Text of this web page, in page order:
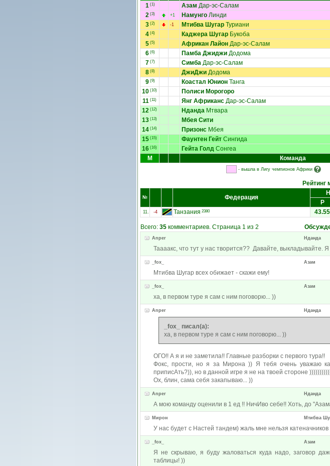
1 (1) Азам Дар-эс-Салам
2 (3) +1 Намунго Линди
3 (2) -1 Мтибва Шугар Туриани
4 (4) Каджера Шугар Букоба
5 (5) Африкан Лайон Дар-эс-Салам
6 (6) Памба Джиджи Додома
7 (7) Симба Дар-эс-Салам
8 (8) ДжиДжи Додома
9 (9) Коастал Юнион Танга
10 (10) Полиси Морогоро
11 (11) Янг Африканс Дар-эс-Салам
12 (12) Нданда Мтвара
13 (13) Мбея Сити
14 (14) Призонс Мбея
15 (15) Фаунтен Гейт Сингида
16 (16) Гейта Голд Сонгеа
М
Команда
- вышла в Лигу чемпионов Африки
Рейтинг
№ Федерация
Р
11. -4 Танзания 2380
Всего: 35 комментариев. Страница 1 из 2
Anper Нданда
Таааакс, что тут у нас творится?? Давайте, выкладывайте. Я
_fox_ Азам
Мтибва Шугар всех обижает - скажи ему!
_fox_ Азам
ха, в первом туре я сам с ним поговорю... ))
Anper Нданда
_fox_ писал(а):
ха, в первом туре я сам с ним поговорю... ))
ОГО!! А я и не заметила!! Главные разборки с первого тура!!
Фокс, прости, но я за Мирона )) Я тебя очень уважаю
приписАть?)), но в данной игре я не на твоей стороне
Ох, блин, сама себя закапываю... ))
Anper Нданда
А мою команду оценили в 1 ед !! НичИво себе!! Хоть, до
Мирон Мтибва
У нас будет с Настей тандем) жаль мне нельзя катеначников
_fox_ Азам
Я не скрываю, я буду жаловаться куда надо, заговор
таблицы! ))